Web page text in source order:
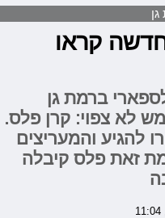
קראו
ברמת גן
לא צפוי: קרן פלס.
להגיע והמעריצים
זאת פלס קיבלה